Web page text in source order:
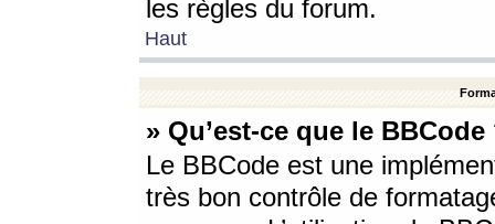
les règles du forum.
Haut
» Qu’est-ce que le BBCode
Le BBCode est une
très bon contrôle de